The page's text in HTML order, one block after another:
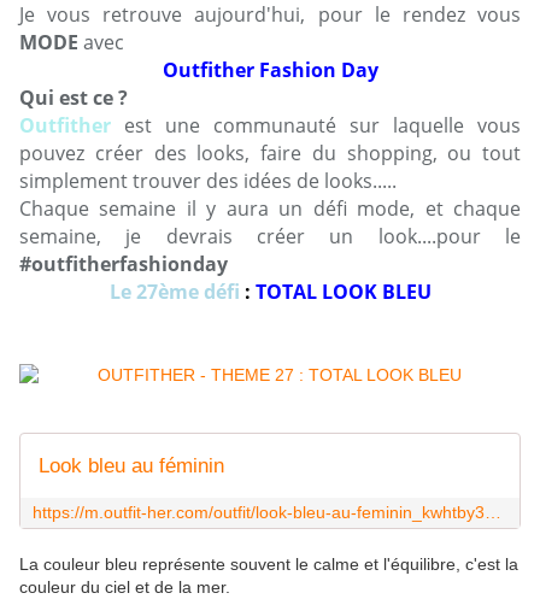
Je vous retrouve aujourd'hui, pour le rendez vous
MODE avec
Outfither Fashion Day
Qui est ce ?
Outfither est une communauté sur laquelle vous
pouvez créer des looks, faire du shopping, ou tout
simplement trouver des idées de looks.....
Chaque semaine il y aura un défi mode, et chaque
semaine, je devrais créer un look....pour le
#outfitherfashionday
Le 27ème défi : TOTAL LOOK BLEU
Look bleu au féminin
La couleur bleu représente souvent le calme et l'équilibre, c'est la
couleur du ciel et de la mer.